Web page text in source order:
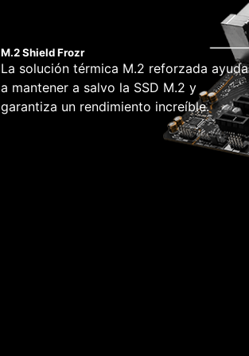
M.2 Shield Frozr
La solución térmica M.2 reforzada ayuda
a mantener a salvo la SSD M.2 y
garantiza un rendimiento increíble.